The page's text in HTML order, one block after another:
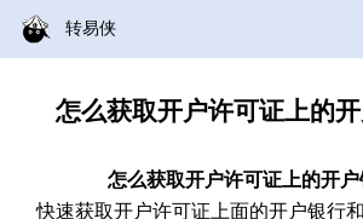
转易侠
怎么获取开户许可证上的
怎么获取开户许可证上的开
快速获取开户许可证上面的开户银行